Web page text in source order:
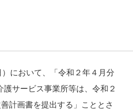
において、「令和２年４月分
サービス事業所等は、令和２
計画書を提出する」こととさ